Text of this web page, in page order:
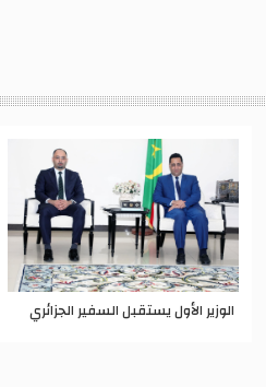
الوزير الأول يستقبل السفير الجزائري